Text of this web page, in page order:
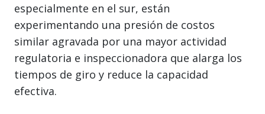
especialmente en el sur, están
experimentando una presión de costos
similar agravada por una mayor actividad
regulatoria e inspeccionadora que alarga los
tiempos de giro y reduce la capacidad
efectiva.